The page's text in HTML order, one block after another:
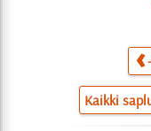
Kaikki